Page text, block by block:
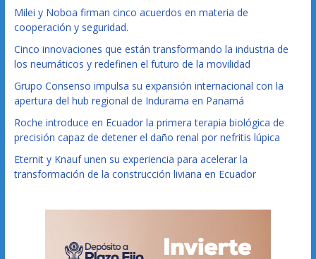
Milei y Noboa firman cinco acuerdos en materia de
cooperación y seguridad.
Cinco innovaciones que están transformando la industria de
los neumáticos y redefinen el futuro de la movilidad
Grupo Consenso impulsa su expansión internacional con la
apertura del hub regional de Indurama en Panamá
Roche introduce en Ecuador la primera terapia biológica de
precisión capaz de detener el daño renal por nefritis lúpica
Eternit y Knauf unen su experiencia para acelerar la
transformación de la construcción liviana en Ecuador